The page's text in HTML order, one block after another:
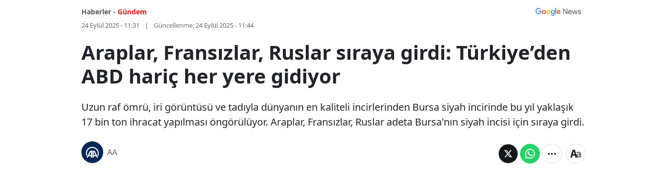
Haberler - Gündem
24 Eylül 2025 - 11:31 Güncellenme:24 Eylül 2025 - 11:44
Araplar, Fransızlar, Ruslar sıraya girdi: Türkiye’den
ABD hariç her yere gidiyor
Uzun raf ömrü, iri görüntüsü ve tadıyla dünyanın en kaliteli incirlerinden Bursa siyah incirinde bu yıl yaklaşık
17 bin ton ihracat yapılması öngörülüyor. Araplar, Fransızlar, Ruslar adeta Bursa'nın siyah incisi için sıraya girdi.
AA